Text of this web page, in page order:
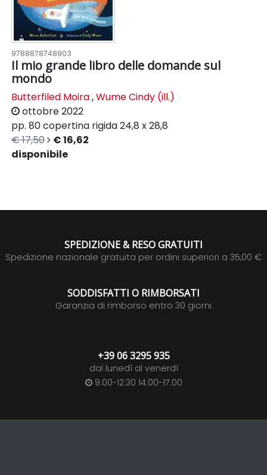
9788878748903
Il mio grande libro delle domande sul
mondo
Butterfiled Moira,Wume Cindy (ill.)
ottobre 2022
pp. 80copertina rigida24,8 x 28,8
€ 17,50
€ 16,62
disponibile
SPEDIZIONE & RESO GRATUITI
Spedizione nazionale gratuita per ordini superiori a 35,00 €
SODDISFATTI O RIMBORSATI
Garanzia di rimborso entro 30 giorni
+39 06 3295 935
dal lunedì al venerdì
9:00-12:30 14:00-17:00